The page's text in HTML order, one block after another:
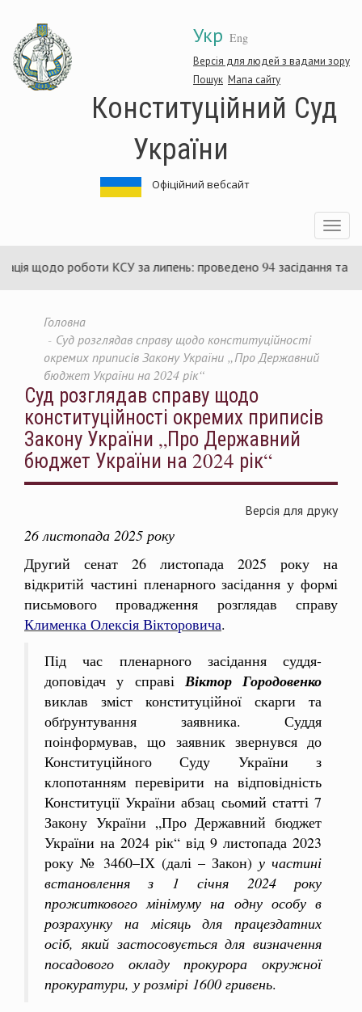
основного
матеріалу
Укр Eng
Версія для людей з вадами зору
Пошук Мапа сайту
Конституційний Суд
України
Офіційний вебсайт
Toggle
роботи КСУ за липень: проведено 94 засідання та
Головна
Суд розглядав справу щодо конституційності
окремих приписів Закону України „Про Державний
бюджет України на 2024 рік“
Суд розглядав справу щодо
конституційності окремих приписів
Закону України „Про Державний
бюджет України на 2024 рік“
Версія для друку
26 листопада 2025 року
Другий сенат 26 листопада 2025 року на
відкритій частині пленарного засідання у формі
письмового провадження розглядав справу
Клименка Олексія Вікторовича.
Під час пленарного засідання суддя-
доповідач у справіВіктор Городовенко
виклав зміст конституційної скарги та
обґрунтування заявника. Суддя
поінформував, що заявник звернувся до
Конституційного Суду України з
клопотанням перевірити на відповідність
Конституції України абзац сьомий статті 7
Закону України „Про Державний бюджет
України на 2024 рік“ від 9 листопада 2023
року № 3460–ІХ (далі – Закон) у частині
встановлення з 1 січня 2024 року
прожиткового мінімуму на одну особу в
розрахунку на місяць для працездатних
осіб, який застосовується для визначення
посадового окладу прокурора окружної
прокуратури, у розмірі 1600 гривень.